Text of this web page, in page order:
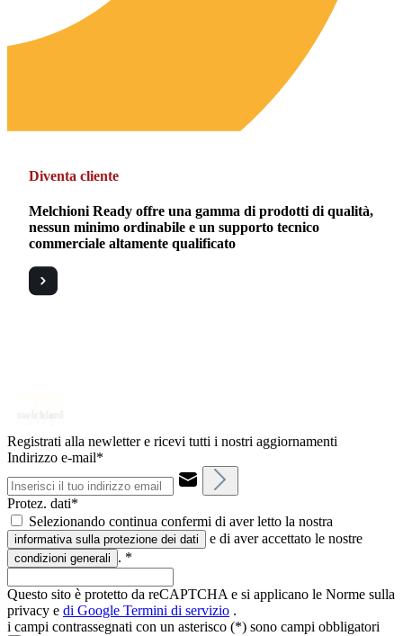
Diventa cliente
Melchioni Ready offre una gamma di prodotti di qualità,
nessun minimo ordinabile e un supporto tecnico
commerciale altamente qualificato
Registrati alla newletter e ricevi tutti i nostri aggiornamenti
Indirizzo e-mail*
Protez. dati*
Selezionando continua confermi di aver letto la nostra
informativa sulla protezione dei dati e di aver accettato le nostre
condizioni generali . *
Questo sito è protetto da reCAPTCHA e si applicano le Norme sulla
privacy e di Google Termini di servizio .
i campi contrassegnati con un asterisco (*) sono campi obbligatori